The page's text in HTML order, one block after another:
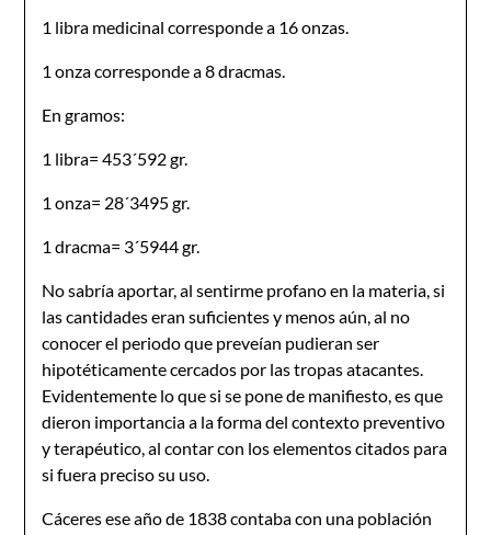
1 libra medicinal corresponde a 16 onzas.
1 onza corresponde a 8 dracmas.
En gramos:
1 libra= 453´592 gr.
1 onza= 28´3495 gr.
1 dracma= 3´5944 gr.
No sabría aportar, al sentirme profano en la materia, si
las cantidades eran suficientes y menos aún, al no
conocer el periodo que preveían pudieran ser
hipotéticamente cercados por las tropas atacantes.
Evidentemente lo que si se pone de manifiesto, es que
dieron importancia a la forma del contexto preventivo
y terapéutico, al contar con los elementos citados para
si fuera preciso su uso.
Cáceres ese año de 1838 contaba con una población